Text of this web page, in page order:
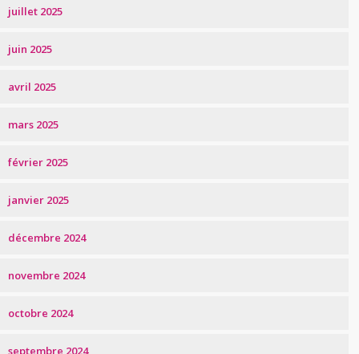
juillet 2025
juin 2025
avril 2025
mars 2025
février 2025
janvier 2025
décembre 2024
novembre 2024
octobre 2024
septembre 2024